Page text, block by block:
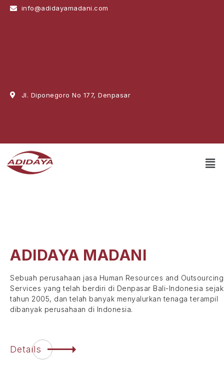
info@adidayamadani.com
Jl. Diponegoro No 177, Denpasar
ADIDAYA MADANI
Sebuah perusahaan jasa Human Resources and Outsourcing
Services yang telah berdiri di Denpasar Bali-Indonesia sejak
tahun 2005, dan telah banyak menyalurkan tenaga terampil
dibanyak perusahaan di Indonesia.
Details